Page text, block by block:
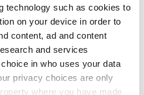
technology such as cookies to
on your device in order to
content, ad and content
and services
in who uses your data
privacy choices are only
where you have made
samostana
pred skoraj 1.000 leti,
polotoka Tihany. V
je ustanovil (sveti)